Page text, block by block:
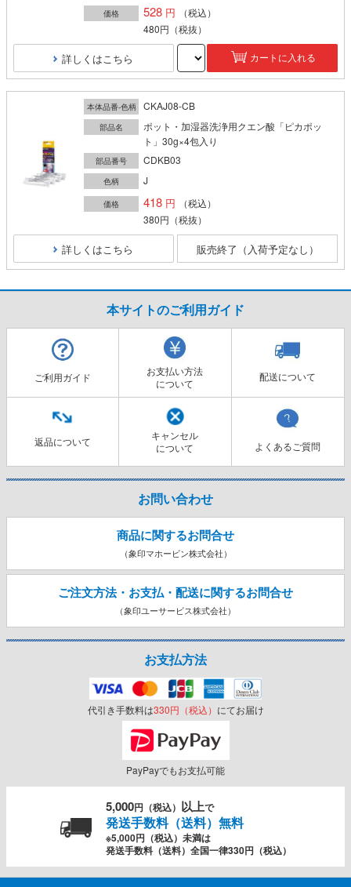
価格 528
（税込）
480円 （税抜）
詳しくはこちら カートに入れる
本体品番-色柄 CKAJ08-CB
部品名
ポット・加湿器洗浄用クエン酸「ピカポッ
ト」30g×4包入り
部品番号 CDKB03
色柄 J
価格 418
（税込）
380円 （税抜）
詳しくはこちら 販売終了（入荷予定なし）
本サイトのご利用ガイド
ご利用ガイド
お支払い方法
について
配送について
返品について
キャンセル
について
よくあるご質問
お問い合わせ
商品に関するお問合せ
（象印マホービン株式会社）
ご注文方法・お支払・配送に関するお問合せ
（象印ユーサービス株式会社）
お支払方法
代引き手数料は330円（税込） にてお届け
PayPayでもお支払可能
5,000円（税込） 以上で
発送手数料（送料）無料
※5,000円（税込）未満は
発送手数料（送料）全国一律330円（税込）